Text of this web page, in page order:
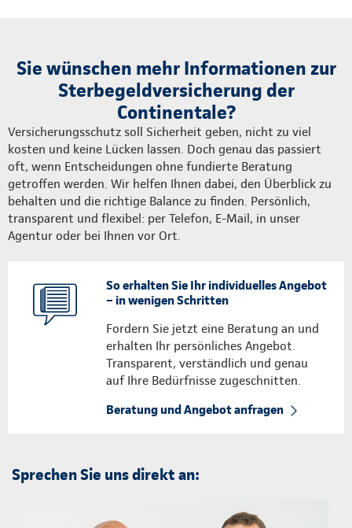
Sie wünschen mehr Informationen zur
Sterbegeldversicherung der
Continentale?
Versicherungsschutz soll Sicherheit geben, nicht zu viel
kosten und keine Lücken lassen. Doch genau das passiert
oft, wenn Entscheidungen ohne fundierte Beratung
getroffen werden. Wir helfen Ihnen dabei, den Überblick zu
behalten und die richtige Balance zu finden. Persönlich,
transparent und flexibel: per Telefon, E-Mail, in unser
Agentur oder bei Ihnen vor Ort.
So erhalten Sie Ihr individuelles Angebot
– in wenigen Schritten
Fordern Sie jetzt eine Beratung an und
erhalten Ihr persönliches Angebot.
Transparent, verständlich und genau
auf Ihre Bedürfnisse zugeschnitten.
Beratung und Angebot anfragen
Sprechen Sie uns direkt an: